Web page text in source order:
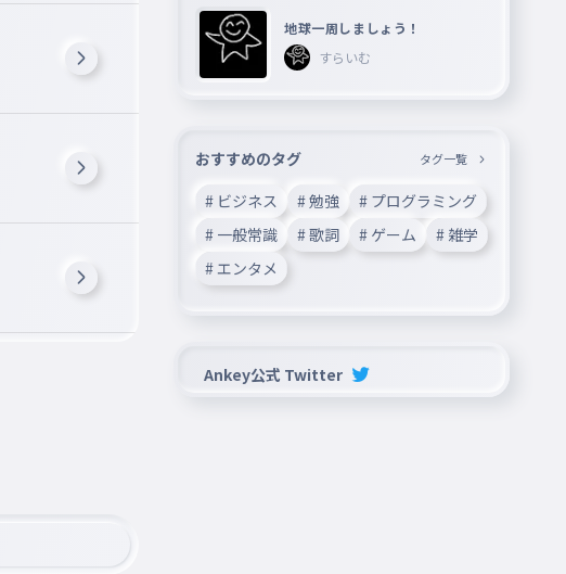
地球一周しましょう！
すらいむ
おすすめのタグ タグ一覧
# ビジネス # 勉強
# プログラミング
# 一般常識
# 歌詞 # ゲーム
# 雑学
# エンタメ
Ankey公式 Twitter